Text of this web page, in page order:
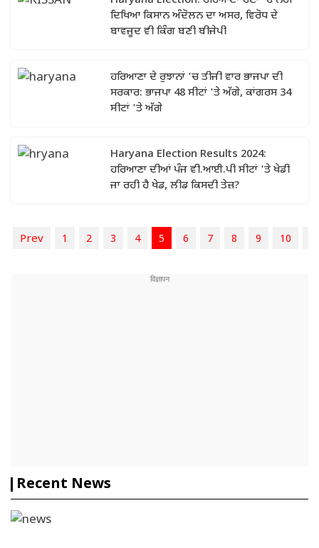
ਦਿਖਿਆ ਕਿਸਾਨ ਅੰਦੋਲਨ ਦਾ ਅਸਰ, ਵਿਰੋਧ ਦੇ
ਬਾਵਜੂਦ ਵੀ ਕਿੰਗ ਬਣੀ ਬੀਜੇਪੀ
ਹਰਿਆਣਾ ਦੇ ਰੁਝਾਨਾਂ 'ਚ ਤੀਜੀ ਵਾਰ ਭਾਜਪਾ ਦੀ
ਸਰਕਾਰ: ਭਾਜਪਾ 48 ਸੀਟਾਂ 'ਤੇ ਅੱਗੇ, ਕਾਂਗਰਸ 34
ਸੀਟਾਂ 'ਤੇ ਅੱਗੇ
Haryana Election Results 2024:
ਹਰਿਆਣਾ ਦੀਆਂ ਪੰਜ ਵੀ.ਆਈ.ਪੀ ਸੀਟਾਂ 'ਤੇ ਖੇਡੀ
ਜਾ ਰਹੀ ਹੈ ਖੇਡ, ਲੀਡ ਕਿਸਦੀ ਤੇਜ਼?
Prev 1 2 3 4 5 6 7 8 9 10
Recent News